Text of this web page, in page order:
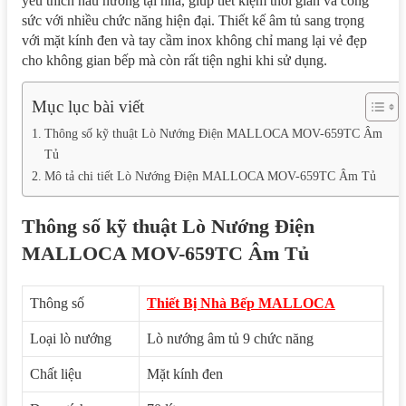
sức với nhiều chức năng hiện đại. Thiết kế âm tủ sang trọng
với mặt kính đen và tay cầm inox không chỉ mang lại vẻ đẹp
cho không gian bếp mà còn rất tiện nghi khi sử dụng.
Mục lục bài viết
Thông số kỹ thuật Lò Nướng Điện MALLOCA MOV-659TC Âm
Tủ
Mô tả chi tiết Lò Nướng Điện MALLOCA MOV-659TC Âm Tủ
Thông số kỹ thuật Lò Nướng Điện
MALLOCA MOV-659TC Âm Tủ
Thông số Thiết Bị Nhà Bếp MALLOCA
Loại lò nướng Lò nướng âm tủ 9 chức năng
Chất liệu Mặt kính đen